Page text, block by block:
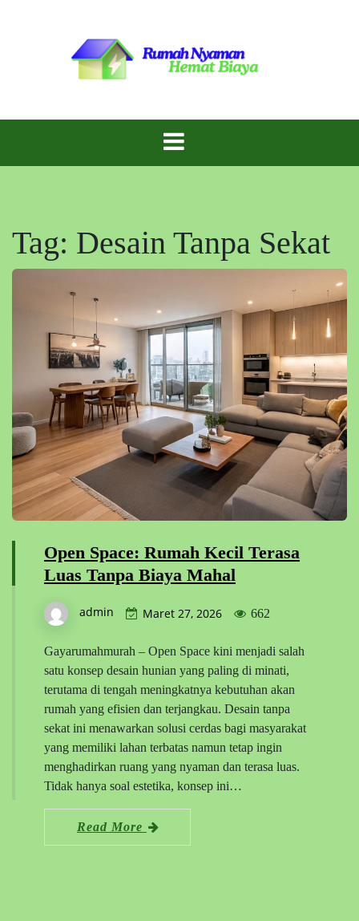
Gaya Rumah
Murah
Tag: Desain Tanpa Sekat
Open Space: Rumah Kecil Terasa
Luas Tanpa Biaya Mahal
admin Maret 27, 2026 662
Gayarumahmurah – Open Space kini menjadi salah
satu konsep desain hunian yang paling di minati,
terutama di tengah meningkatnya kebutuhan akan
rumah yang efisien dan terjangkau. Desain tanpa
sekat ini menawarkan solusi cerdas bagi masyarakat
yang memiliki lahan terbatas namun tetap ingin
menghadirkan ruang yang nyaman dan terasa luas.
Tidak hanya soal estetika, konsep ini…
Read More